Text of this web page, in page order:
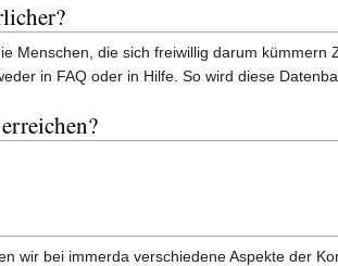
Menschen, die sich freiwillig darum
in FAQ oder in Hilfe. So wird diese
wir bei immerda verschiedene Aspekte der